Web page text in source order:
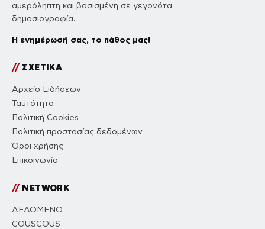
αμερόληπτη και βασισμένη σε γεγονότα
δημοσιογραφία.
Η ενημέρωσή σας, το πάθος μας!
//ΣΧΕΤΙΚΑ
Αρχείο Ειδήσεων
Ταυτότητα
Πολιτική Cookies
Πολιτική προστασίας δεδομένων
Όροι χρήσης
Επικοινωνία
//NETWORK
ΔΕΔΟΜΕΝΟ
COUSCOUS